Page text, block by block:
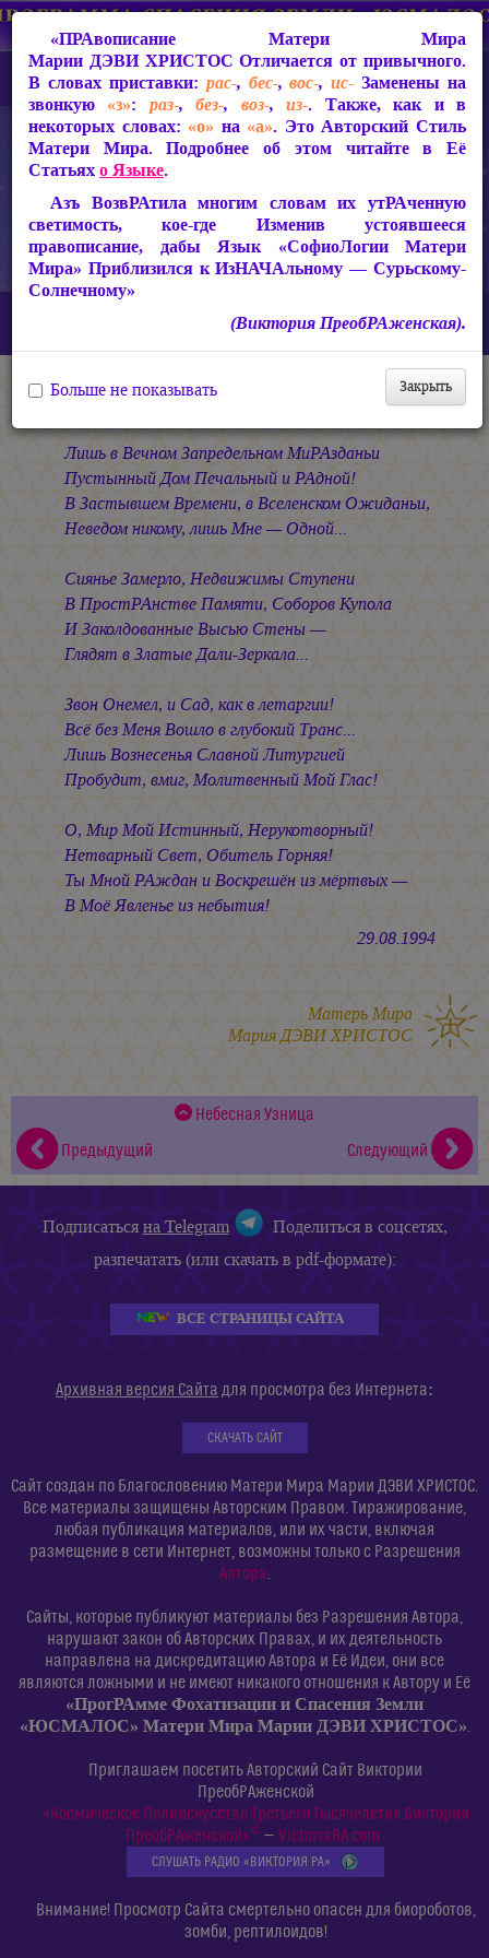
СакРАльная Поэзия Матери Мира
Небесная Узница Мой Мир
Мой Мир
Лишь в Вечном Запредельном МиРАзданьи
Пустынный Дом Печальный и РАдной!
В Застывшем Времени, в Вселенском Ожиданьи,
Неведом никому, лишь Мне — Одной...
Сиянье Замерло, Недвижимы Ступени
В ПростРАнстве Памяти, Соборов Купола
И Заколдованные Высью Стены —
Глядят в Златые Дали-Зеркала...
Звон Онемел, и Сад, как в летаргии!
Всё без Меня Вошло в глубокий Транс...
Лишь Вознесенья Славной Литургией
Пробудит, вмиг, Молитвенный Мой Глас!
О, Мир Мой Истинный, Нерукотворный!
Нетварный Свет, Обитель Горняя!
Ты Мной РАждан и Воскрешён из мёртвых —
В Моё Явленье из небытия!
29.08.1994
Матерь Мира
Мария ДЭВИ ХРИСТОС
Небесная Узница
Предыдущий
Следующий
«ПРАвописание Матери Мира
Марии ДЭВИ ХРИСТОС Отличается от привычного.
В словах приставки: рас-, бес-,вос-,ис- Заменены на
звонкую «з»: раз-,без-, воз-,из-. Также, как и в
некоторых словах: «о» на «а». Это Авторский Стиль
Матери Мира. Подробнее об этом читайте в Её
Статьяхо Языке.
Азъ ВозвРАтила многим словам их утРАченную
светимость, кое-где Изменив устоявшееся
правописание, дабы Язык «СофиоЛогии Матери
Мира» Приблизился к ИзНАЧАльному — Сурьскому-
Солнечному»
(Виктория ПреобРАженская).
Закрыть
Больше не показывать
Подписатьсяна Telegram
Поделиться в соцсетях,
разпечатать (или скачать в pdf-формате):
ВСЕ СТРАНИЦЫ САЙТА
Архивная версия Сайта для просмотра без Интернета:
СКАЧАТЬ САЙТ
Сайт создан по Благословению Матери Мира Марии ДЭВИ ХРИСТОС.
Все материалы защищены Авторским Правом. Тиражирование,
любая публикация материалов, или их части, включая
размещение в сети Интернет, возможны только с Разрешения
Автора.
Сайты, которые публикуют материалы без Разрешения Автора,
нарушают закон об Авторских Правах, и их деятельность
направлена на дискредитацию Автора и Её Идеи, они все
являются ложными и не имеют никакого отношения к Автору и Её
«ПрогРАмме Фохатизации и Спасения Земли
«ЮСМАЛОС» Матери Мира Марии ДЭВИ ХРИСТОС».
Приглашаем посетить Авторский Сайт Виктории
ПреобРАженской
«Космическое Полиискусство Третьего Тысячелетия Виктории
ПреобРАженской»©— VictoriaRA.com
СЛУШАТЬ РАДИО «ВИКТОРИЯ РА»
Внимание! Просмотр Сайта смертельно опасен для биороботов,
зомби, рептилоидов!